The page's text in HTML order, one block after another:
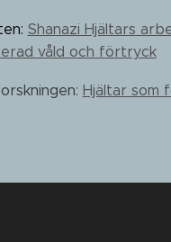
Shanazi Hjältars
våld och förtryck
Hjältar som